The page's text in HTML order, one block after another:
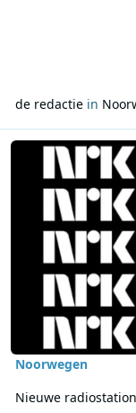
de redactiein
Lees meer over
Noorwegen
Nieuwe